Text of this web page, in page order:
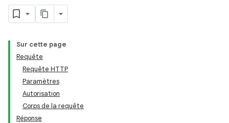
Sur cette page
Requête
Requête HTTP
Paramètres
Autorisation
Corps de la requête
Réponse